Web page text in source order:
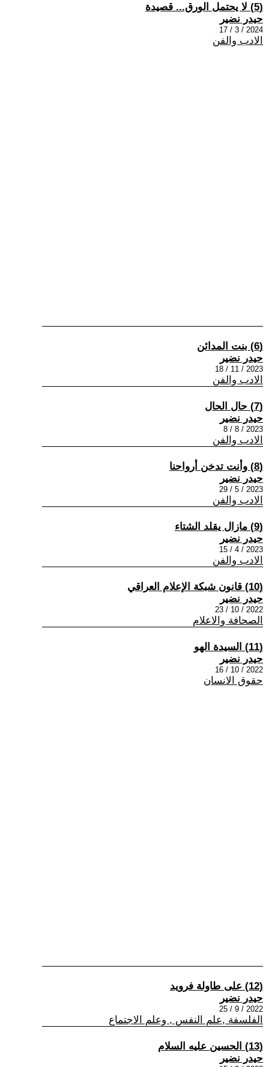
(5) لا يحتمل الورق... قصيدة
حيدر نضير
2024 / 3 / 17
الادب والفن
(6) بنت المدائن
حيدر نضير
2023 / 11 / 18
الادب والفن
(7) حال الحال
حيدر نضير
2023 / 8 / 8
الادب والفن
(8) وأنت تدخن أرواحنا
حيدر نضير
2023 / 5 / 29
الادب والفن
(9) مازال يقلد الشتاء
حيدر نضير
2023 / 4 / 15
الادب والفن
(10) قانون شبكة الإعلام العراقي
حيدر نضير
2022 / 10 / 23
الصحافة والاعلام
(11) السيدة الهو
حيدر نضير
2022 / 10 / 16
حقوق الانسان
(12) على طاولة فرويد
حيدر نضير
2022 / 9 / 25
الفلسفة ,علم النفس , وعلم الاجتماع
(13) الحسين عليه السلام
حيدر نضير